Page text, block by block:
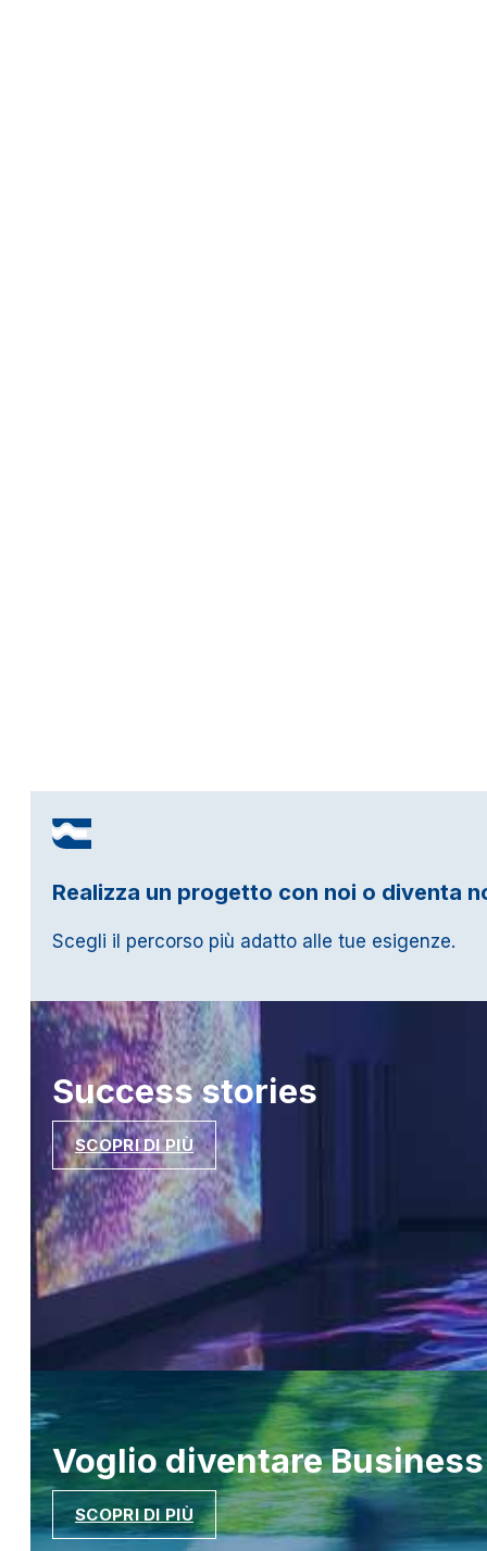
Realizza un progetto con noi o diventa
Scegli il percorso più adatto alle tue esigenze.
Successstories
SCOPRI DI PIÙ
Voglio diventare
SCOPRI DI PIÙ